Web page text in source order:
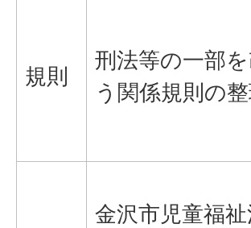
規則
刑法等の一部
う関係規則の
金沢市児童福